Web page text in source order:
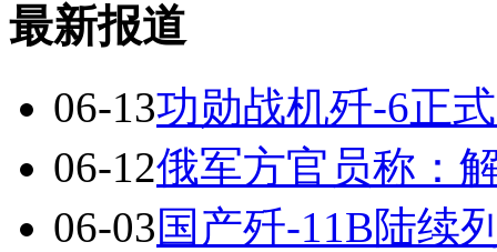
最新报道
06-13功勋战机歼-6正
06-12俄军方官员称：
06-03国产歼-11B陆续